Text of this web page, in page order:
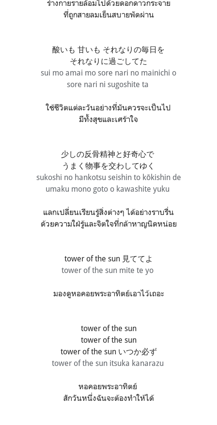
ร่างกายรายล้อมไปด้วยดอกดาวกระจาย
ที่ถูกสายลมเย็นสบายพัดผ่าน
酸いも 甘いも それなりの毎日を
それなりに過ごしてた
sui mo amai mo sore nari no mainichi o
sore nari ni sugoshite ta
ใช้ชีวิตแต่ละวันอย่างที่มันควรจะเป็นไป
มีทั้งสุขและเศร้าใจ
少しの反骨精神と好奇心で
うまく物事を交わしてゆく
sukoshi no hankotsu seishin to kōkishin de
umaku mono goto o kawashite yuku
แลกเปลี่ยนเรียนรู้สิ่งต่างๆ ได้อย่างราบรื่น
ด้วยความใฝ่รู้และจิตใจที่กล้าหาญนิดหน่อย
tower of the sun 見ててよ
tower of the sun mite te yo
มองดูหอคอยพระอาทิตย์เอาไว้เถอะ
tower of the sun
tower of the sun
tower of the sun いつか必ず
tower of the sun itsuka kanarazu
หอคอยพระอาทิตย์
สักวันหนึ่งฉันจะต้องทำให้ได้